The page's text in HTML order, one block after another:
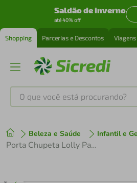
Saldão de inverno
até 40% off
Shopping Parcerias e Descontos Viagens
O que você está procurando?
Beleza e Saúde Infantil e
Porta Chupeta Lolly Patrulha Canina
1º tenis